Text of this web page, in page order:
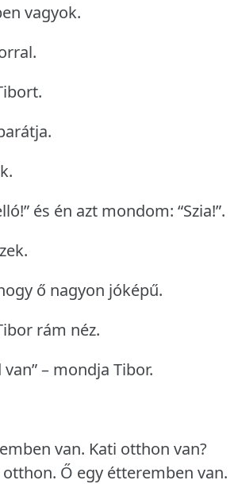
vagyok.
és én azt mondom: “Szia!”.
ő nagyon jóképű.
rám néz.
– mondja Tibor.
van. Kati otthon van?
otthon. Ő egy étteremben van.